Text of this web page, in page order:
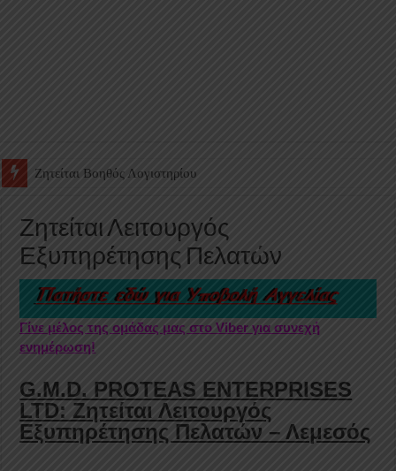
Ζητείται Υπάλληλος για γέμισμα και ανεφοδιασμό αυτόματων
Ζητείται Λειτουργός
Εξυπηρέτησης Πελατών
Γίνε μέλος της ομάδας μας στο Viber για συνεχή
ενημέρωση!
G.M.D. PROTEAS ENTERPRISES
LTD: Ζητείται Λειτουργός
Εξυπηρέτησης Πελατών – Λεμεσός